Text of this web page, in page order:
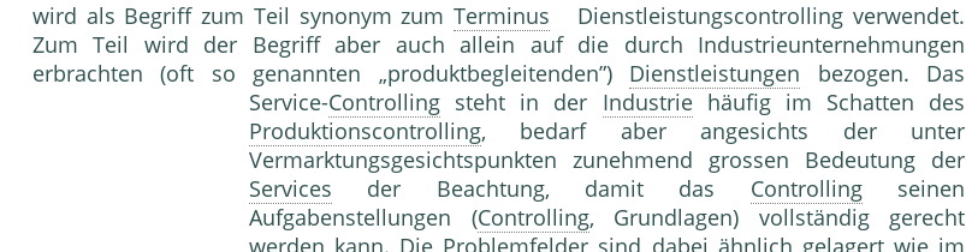
wird als Begriff zum Teil synonym zumTerminus Dienstleistungscontrolling verwendet.
Zum Teil wird der Begriff aber auch allein auf die durch Industrieunternehmungen
erbrachten (oft so genannten „produktbegleitenden”) Dienstleistungen bezogen. Das
Service-Controlling steht in der Industriehäufig im Schatten des
Produktionscontrolling, bedarf aber angesichts der unter
Vermarktungsgesichtspunkten zunehmend grossen Bedeutung der
Services der Beachtung, damit das Controllingseinen
Aufgabenstellungen (Controlling, Grundlagen) vollständig gerecht
werden kann. Die Problemfelder sind dabei ähnlich gelagert wie im